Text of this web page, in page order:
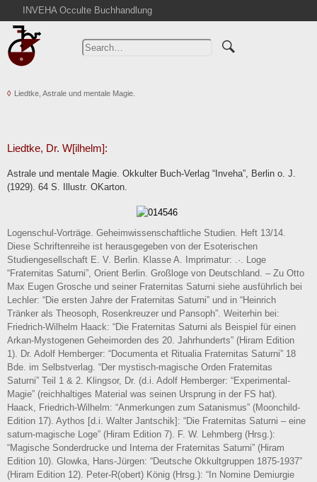
INVEHA Occulte Buchhandlung
Home
Advanced Search
Cart
Contact
Privacy Policy
Imprint
Liedtke, Astrale und mentale Magie.
Liedtke, Dr. W[ilhelm]:
Astrale und mentale Magie. Okkulter Buch-Verlag “Inveha”, Berlin o. J.
(1929). 64 S. Illustr. OKarton.
Logenschul-Vorträge. Geheimwissenschaftliche Studien. Heft 13/14.
Diese Schriftenreihe ist herausgegeben von der Esoterischen
Studiengesellschaft E. V. Berlin. Klasse A. Imprimatur: .·. Loge
“Fraternitas Saturni”, Orient Berlin. Großloge von Deutschland. – Zu Otto
Max Eugen Grosche und seiner Fraternitas Saturni siehe ausführlich bei
Lechler: “Die ersten Jahre der Fraternitas Saturni” und in “Heinrich
Tränker als Theosoph, Rosenkreuzer und Pansoph”. Weiterhin bei:
Friedrich-Wilhelm Haack: “Die Fraternitas Saturni als Beispiel für einen
Arkan-Mystogenen Geheimorden des 20. Jahrhunderts” (Hiram Edition
1). Dr. Adolf Hemberger: “Documenta et Ritualia Fraternitas Saturni” 18
Bde. im Selbstverlag. “Der mystisch-magische Orden Fraternitas
Saturni” Teil 1 & 2. Klingsor, Dr. (d.i. Adolf Hemberger: “Experimental-
Magie” (reichhaltiges Material was seinen Ursprung in der FS hat).
Haack, Friedrich-Wilhelm: “Anmerkungen zum Satanismus” (Moonchild-
Edition 17). Aythos [d.i. Walter Jantschik]: “Die Fraternitas Saturni – eine
saturn-magische Loge” (Hiram Edition 7). F. W. Lehmberg (Hrsg.):
“Magische Sonderdrucke und Interna der Fraternitas Saturni” (Hiram
Edition 10). Glowka, Hans-Jürgen: “Deutsche Okkultgruppen 1875-1937”
(Hiram Edition 12). Peter-R(obert) König (Hrsg.): “In Nomine Demiurgie